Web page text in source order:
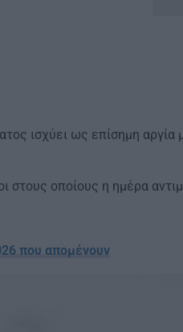
ισχύει ως επίσημη αργία
οποίους η ημέρα
που απομένουν